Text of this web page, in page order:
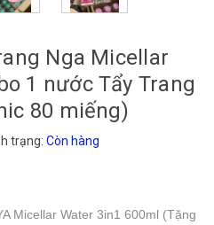
Nga Micellar
1 nước Tẩy Trang
80 miếng)
trạng: Còn hàng
Micellar Water 3in1 600ml (Tặng